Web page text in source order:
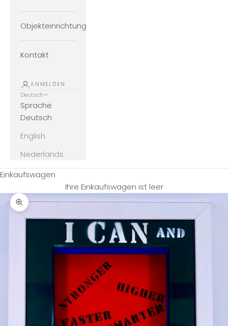
Objekteinrichtung
Kontakt
ANMELDEN
Deutsch
Sprache
Deutsch
English
Nederlands
Einkaufswagen
Ihre Einkaufswagen ist leer
Bild vergrößern